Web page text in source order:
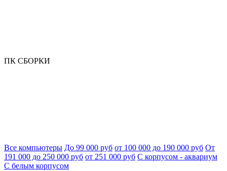
ПК СБОРКИ
Все компьютеры До 99 000 руб от 100 000 до 190 000 руб От
191 000 до 250 000 руб от 251 000 руб С корпусом - аквариум
С белым корпусом